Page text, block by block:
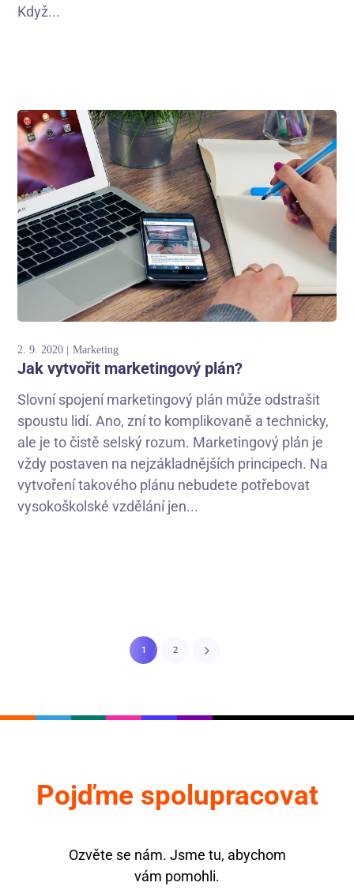
Když...
2. 9. 2020 Marketing
Jak vytvořit marketingový plán?
Slovní spojení marketingový plán může odstrašit
spoustu lidí. Ano, zní to komplikovaně a technicky,
ale je to čistě selský rozum. Marketingový plán je
vždy postaven na nejzákladnějších principech. Na
vytvoření takového plánu nebudete potřebovat
vysokoškolské vzdělání jen...
1 2
Pojďme spolupracovat
Ozvěte se nám. Jsme tu, abychom
vám pomohli.